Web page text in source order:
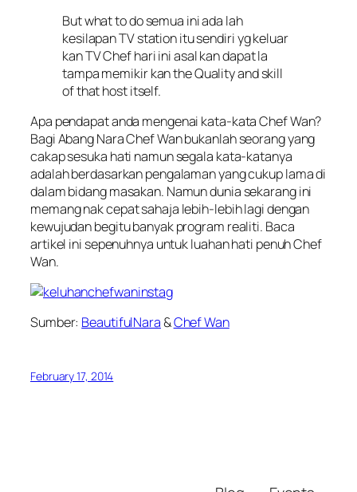
But what to do semua ini ada lah
kesilapan TV station itu sendiri yg keluar
kan TV Chef hari ini asal kan dapat la
tampa memikir kan the Quality and skill
of that host itself.
Apa pendapat anda mengenai kata-kata Chef Wan?
Bagi Abang Nara Chef Wan bukanlah seorang yang
cakap sesuka hati namun segala kata-katanya
adalah berdasarkan pengalaman yang cukup lama di
dalam bidang masakan. Namun dunia sekarang ini
memang nak cepat sahaja lebih-lebih lagi dengan
kewujudan begitu banyak program realiti. Baca
artikel ini sepenuhnya untuk luahan hati penuh Chef
Wan.
Sumber: BeautifulNara&Chef Wan
February 17, 2014